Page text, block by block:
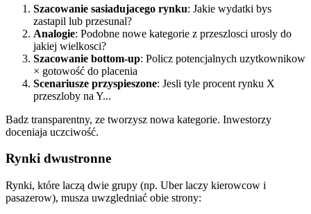
Szacowanie sasiadujacego rynku: Jakie wydatki bys
zastapil lub przesunal?
Analogie: Podobne nowe kategorie z przeszlosci urosly do
jakiej wielkosci?
Szacowanie bottom-up: Policz potencjalnych uzytkownikow
× gotowość do placenia
Scenariusze przyspieszone: Jesli tyle procent rynku X
przeszloby na Y...
Badz transparentny, ze tworzysz nowa kategorie. Inwestorzy
doceniaja uczciwość.
Rynki dwustronne
Rynki, które laczą dwie grupy (np. Uber laczy kierowcow i
pasazerow), musza uwzgledniać obie strony: